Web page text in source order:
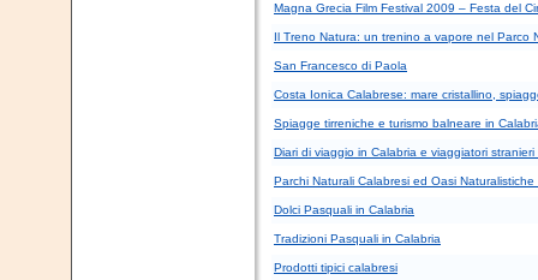
Magna Grecia Film Festival 2009 – Festa del
Il Treno Natura: un trenino a vapore nel Parco
San Francesco di Paola
Costa Ionica Calabrese: mare cristallino,
Spiagge tirreniche e turismo balneare in
Diari di viaggio in Calabria e viaggiatori
Parchi Naturali Calabresi ed Oasi Naturalistiche
Dolci Pasquali in Calabria
Tradizioni Pasquali in Calabria
Prodotti tipici calabresi